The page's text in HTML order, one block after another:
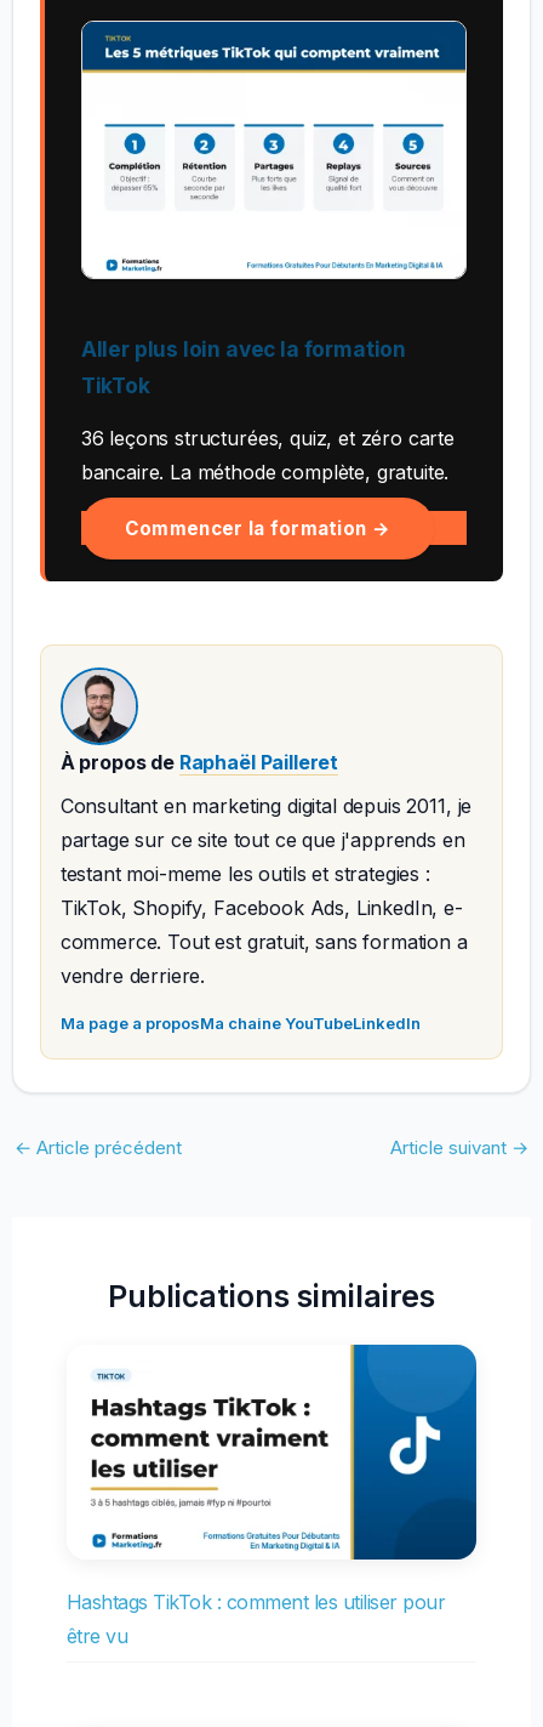
Aller plus loin avec la formation
TikTok
36 leçons structurées, quiz, et zéro carte
bancaire. La méthode complète, gratuite.
Commencer la formation →
À propos de Raphaël Pailleret
Consultant en marketing digital depuis 2011, je
partage sur ce site tout ce que j'apprends en
testant moi-meme les outils et strategies :
TikTok, Shopify, Facebook Ads, LinkedIn, e-
commerce. Tout est gratuit, sans formation a
vendre derriere.
Ma page a proposMa chaine YouTubeLinkedIn
← Article précédent Article suivant →
Publications similaires
Hashtags TikTok : comment les utiliser pour
être vu